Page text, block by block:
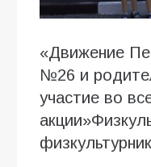
«Движение
№26 и
участие во